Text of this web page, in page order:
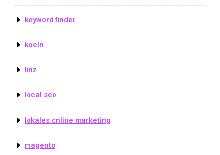
keyword finder
koeln
linz
local seo
lokales online marketing
magento